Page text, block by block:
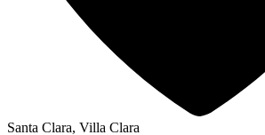
Santa Clara, Villa Clara